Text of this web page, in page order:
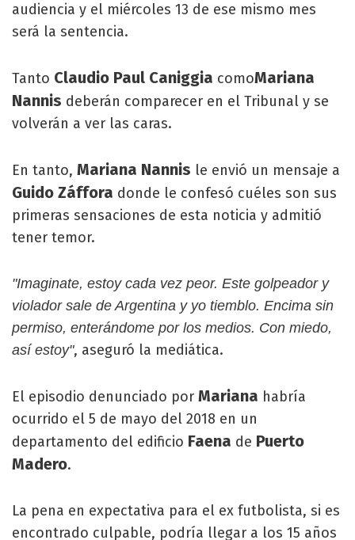
audiencia y el miércoles 13 de ese mismo mes
será la sentencia.
Tanto Claudio Paul Caniggia comoMariana
Nannis deberán comparecer en el Tribunal y se
volverán a ver las caras.
En tanto, Mariana Nannis le envió un mensaje a
Guido Záffora donde le confesó cuéles son sus
primeras sensaciones de esta noticia y admitió
tener temor.
"Imaginate, estoy cada vez peor. Este golpeador y
violador sale de Argentina y yo tiemblo. Encima sin
permiso, enterándome por los medios. Con miedo,
así estoy", aseguró la mediática.
El episodio denunciado por Mariana habría
ocurrido el 5 de mayo del 2018 en un
departamento del edificio Faena de Puerto
Madero.
La pena en expectativa para el ex futbolista, si es
encontrado culpable, podría llegar a los 15 años